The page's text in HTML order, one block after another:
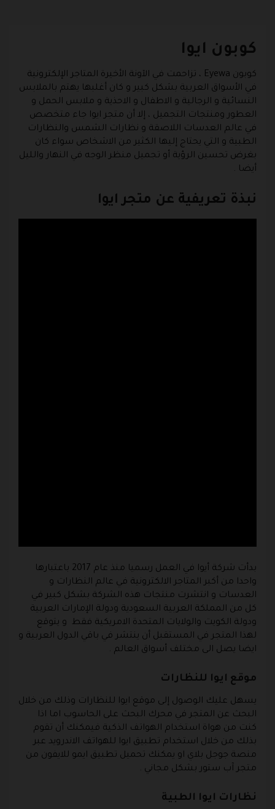
كوبون ايوا
كوبون Eyewa
، تزاحمت في الآونة الأخيرة المتاجر الإلكترونية
في الأسواق العربية بشكل كبير و كان أغلبها يهتم بالملابس
النسائية و الرجالية و الاطفال و الاحذية و ملابس الحمل و
العطور ومنتجات التجميل ، إلا أن متجر ايوا جاء متخصص
في عالم العدسات اللاصقة و نظارات الشمس والنظارات
الطبية و التي يحتاج إليها الكثير من الاشخاص سواء كان
بغرض تحسين الرؤية أو تجميل منظر الوجه في النهار والليل
أيضا .
نبذة تعريفية عن متجر ايوا
بدأت شركة أيوا في العمل رسميا منذ عام 2017 باعتبارها
واحدا من أكبر المتاجر الالكترونية في عالم النظارات و
العدسات و انتشرت منتجات هذه الشركة بشكل كبير في
كل من المملكة العربية السعودية ودولة الإمارات العربية
ودولة الكويت والولايات المتحدة الامريكية فقط و يتوقع
لهذا المتجر في المستقبل أن ينتشر في باقي الدول العربية و
ايضا يصل الى مختلف أسواق العالم .
موقع ايوا للنظارات
يسهل عليك الوصول إلى موقع ايوا للنظارات وذلك من خلال
البحث عن المتجر في محرك البحث على الحاسوب اما اذا
كنت من هواة استخدام الهواتف الذكية فيمكنك أن تقوم
بذلك من خلال استخدام تطبيق ايوا للهواتف الاندرويد عبر
منصة جوجل بلاي او يمكنك تحميل تطبيق ايمو للايفون من
متجر آب ستور بشكل مجاني .
نظارات ايوا الطبية